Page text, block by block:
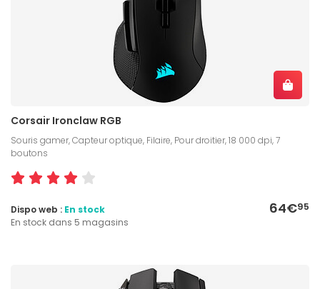
Corsair Ironclaw RGB
Souris gamer, Capteur optique, Filaire, Pour droitier, 18 000 dpi, 7
boutons
64€95
Dispo web : En stock
En stock dans 5 magasins